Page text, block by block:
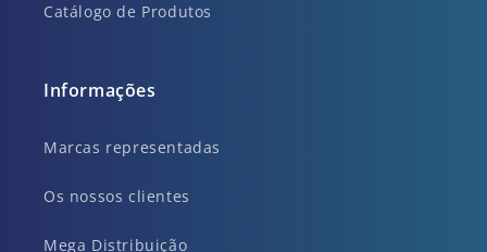
Catálogo de Produtos
Informações
Marcas representadas
Os nossos clientes
Mega Distribuição